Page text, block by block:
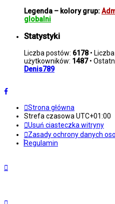
Legenda – kolory grup:
globalni
Statystyki
Liczba postów: 6178•
użytkowników: 1487•
Denis789
Strona główna
Strefa czasowa UTC+01:00
Usuń ciasteczka witryny
Zasady ochrony danych
Regulamin